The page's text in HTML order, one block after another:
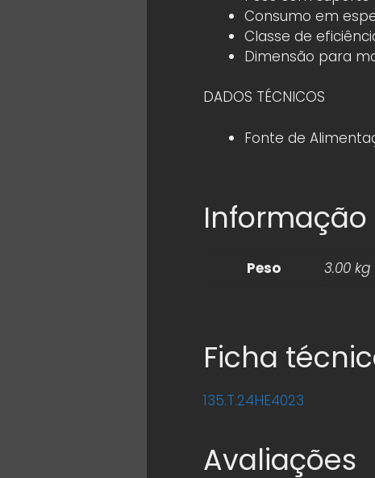
Consumo em
Classe de
Dimensão para
DADOS TÉCNICOS
Fonte de
Peso 3.00 kg
Ficha
135.T.24HE4023
Avaliações